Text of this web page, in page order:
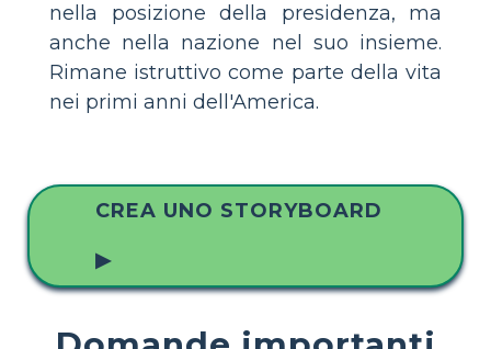
nella posizione della presidenza, ma
anche nella nazione nel suo insieme.
Rimane istruttivo come parte della vita
nei primi anni dell'America.
CREA UNO STORYBOARD
▶